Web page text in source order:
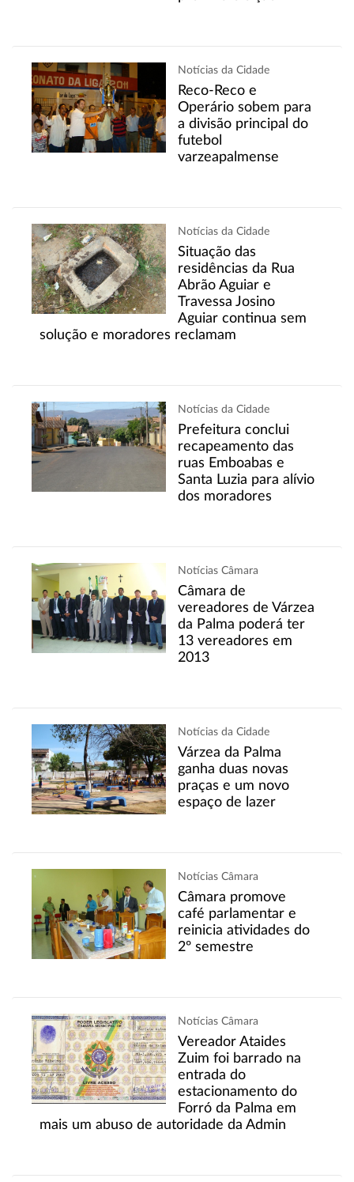
Notícias da Cidade
Reco-Reco e
Operário sobem para
a divisão principal do
futebol
varzeapalmense
Notícias da Cidade
Situação das
residências da Rua
Abrão Aguiar e
Travessa Josino
Aguiar continua sem
solução e moradores reclamam
Notícias da Cidade
Prefeitura conclui
recapeamento das
ruas Emboabas e
Santa Luzia para alívio
dos moradores
Notícias Câmara
Câmara de
vereadores de Várzea
da Palma poderá ter
13 vereadores em
2013
Notícias da Cidade
Várzea da Palma
ganha duas novas
praças e um novo
espaço de lazer
Notícias Câmara
Câmara promove
café parlamentar e
reinicia atividades do
2º semestre
Notícias Câmara
Vereador Ataides
Zuim foi barrado na
entrada do
estacionamento do
Forró da Palma em
mais um abuso de autoridade da Admin